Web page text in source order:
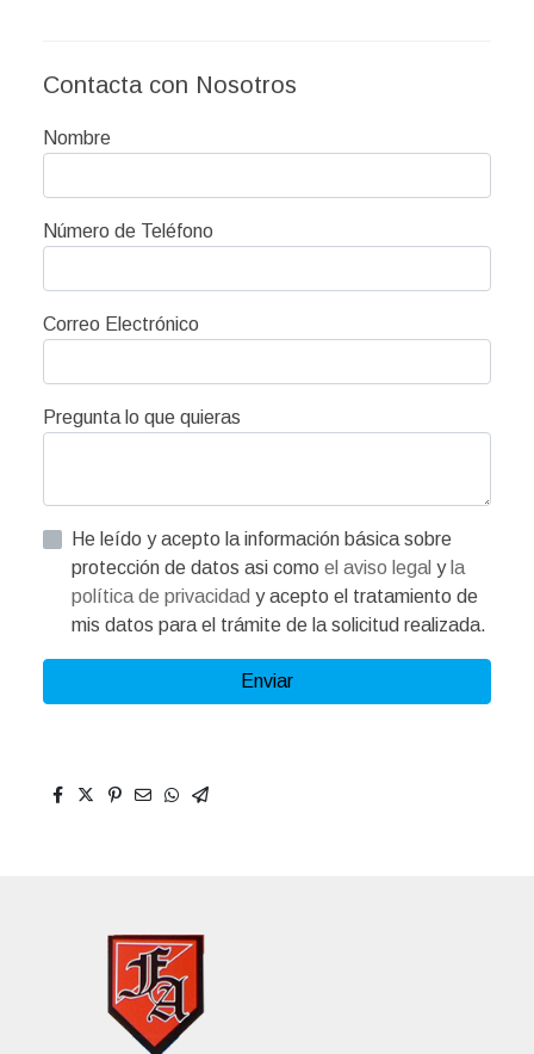
Contacta con Nosotros
Nombre
Número de Teléfono
Correo Electrónico
Pregunta lo que quieras
He leído y acepto la información básica sobre
protección de datos asi como el aviso legal y la
política de privacidad y acepto el tratamiento de
mis datos para el trámite de la solicitud realizada.
Enviar